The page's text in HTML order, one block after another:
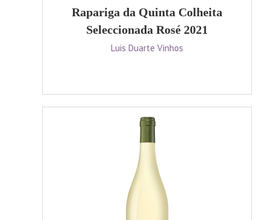
Rapariga da Quinta Colheita
Seleccionada Rosé 2021
Luis Duarte Vinhos